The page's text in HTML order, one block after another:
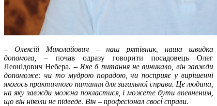
– Олексій Миколайович –наш рятівник,
наша швидка
допомога,
– почав одразу говорити посадовець Олег
Леонідович Небера. – Яке б питання не виникало, він завжди
допоможе: чи то мудрою порадою, чи посприяє у вирішенні
якогось практичного питання для загальної справи. Це людина,
на яку завжди можна покластися, і можете бути впевненим,
що він ніколи не підведе. Він – професіонал своєї справи.